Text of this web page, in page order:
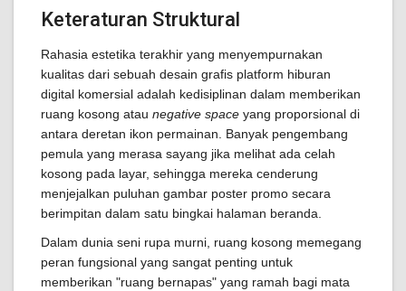
Keteraturan Struktural
Rahasia estetika terakhir yang menyempurnakan
kualitas dari sebuah desain grafis platform hiburan
digital komersial adalah kedisiplinan dalam memberikan
ruang kosong atau negative space yang proporsional di
antara deretan ikon permainan. Banyak pengembang
pemula yang merasa sayang jika melihat ada celah
kosong pada layar, sehingga mereka cenderung
menjejalkan puluhan gambar poster promo secara
berimpitan dalam satu bingkai halaman beranda.
Dalam dunia seni rupa murni, ruang kosong memegang
peran fungsional yang sangat penting untuk
memberikan "ruang bernapas" yang ramah bagi mata